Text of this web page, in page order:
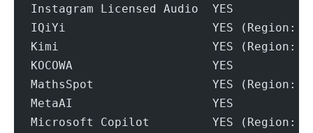
Instagram Licensed Audio  YES
IQiYi                     YES (Region:
Kimi                      YES (Region:
KOCOWA                    YES
MathsSpot                 YES (Region:
MetaAI                    YES
Microsoft Copilot         YES (Region: